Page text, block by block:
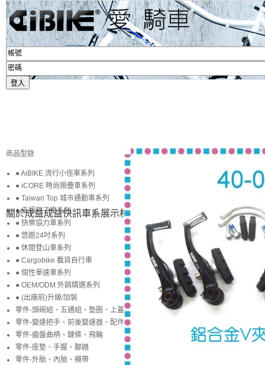
關於成益成益快訊車系展示相簿賞圖 賞車購車
商品型錄
● AiBIKE 流行小徑車系列
● iCORE 時尚摺疊車系列
● Taiwan Top 城市通勤車系列
● 幸福親子車系列
● 快樂協力車系列
● 悠遊24吋系列
● 休閒登山車系列
● Cargobike 載貨自行車
● 個性單速車系列
● OEM/ODM 外銷精選系列
● (出廠前)升級/加裝
零件-頭碗組、五通組、墊圈、上蓋
零件-變速把手、前後變速器、配件
零件-齒盤曲柄、鏈條、飛輪
零件-座墊、手握、腳踏
零件-外胎、內胎、襯帶